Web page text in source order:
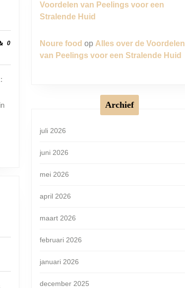
0
Voordelen van Peelings voor een
Stralende Huid
Noure food op Alles over de Voordelen
van Peelings voor een Stralende Huid
Archief
juli 2026
juni 2026
mei 2026
april 2026
maart 2026
februari 2026
januari 2026
december 2025